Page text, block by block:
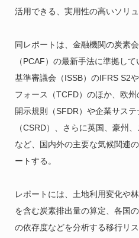
活用できる、実用性の高いソリ
同レポートは、金融機関の炭素
（PCAF）の最新手法に準拠し
基準審議会（ISSB）のIFRS S2
フォース（TCFD）のほか、欧
開示規則（SFDR）や企業サス
（CSRD）、さらに英国、豪州
など、国内外の主要な気候関連
ートする。
レポートには、土地利用変化や
を含む炭素排出量の算定、各国
の依存度などを分析する移行リ